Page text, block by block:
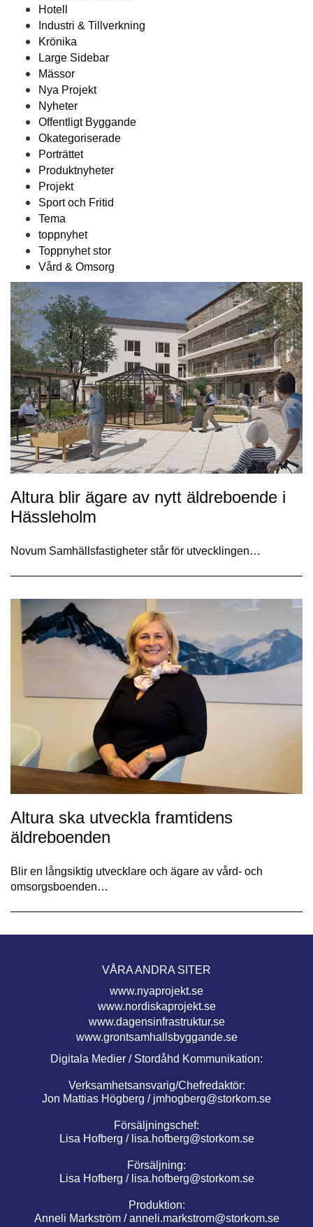
Hotell
Industri & Tillverkning
Krönika
Large Sidebar
Mässor
Nya Projekt
Nyheter
Offentligt Byggande
Okategoriserade
Porträttet
Produktnyheter
Projekt
Sport och Fritid
Tema
toppnyhet
Toppnyhet stor
Vård & Omsorg
Altura blir ägare av nytt äldreboende i
Hässleholm
Novum Samhällsfastigheter står för utvecklingen…
Altura ska utveckla framtidens
äldreboenden
Blir en långsiktig utvecklare och ägare av vård- och
omsorgsboenden…
VÅRA ANDRA SITER
www.nyaprojekt.se
www.nordiskaprojekt.se
www.dagensinfrastruktur.se
www.grontsamhallsbyggande.se
Digitala Medier / Stordåhd Kommunikation:
Verksamhetsansvarig/Chefredaktör:
Jon Mattias Högberg / jmhogberg@storkom.se
Försäljningschef:
Lisa Hofberg / lisa.hofberg@storkom.se
Försäljning:
Lisa Hofberg / lisa.hofberg@storkom.se
Produktion:
Anneli Markström /anneli.markstrom@storkom.se